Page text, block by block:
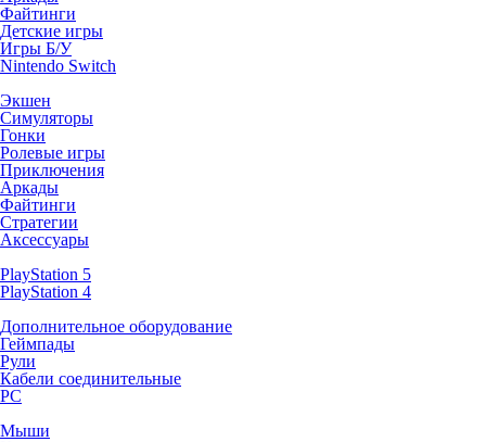
Файтинги
Детские игры
Игры Б/У
Nintendo Switch
Экшен
Симуляторы
Гонки
Ролевые игры
Приключения
Аркады
Файтинги
Стратегии
Аксессуары
PlayStation 5
PlayStation 4
Дополнительное оборудование
Геймпады
Рули
Кабели соединительные
PC
Мыши